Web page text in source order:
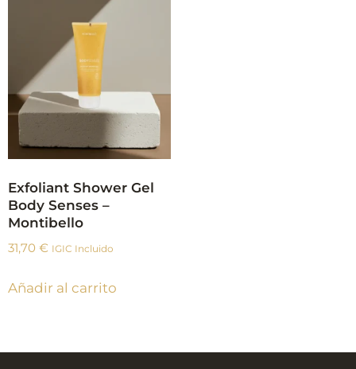
Exfoliant Shower Gel
Body Senses –
Montibello
31,70 € IGIC Incluido
Añadir al carrito